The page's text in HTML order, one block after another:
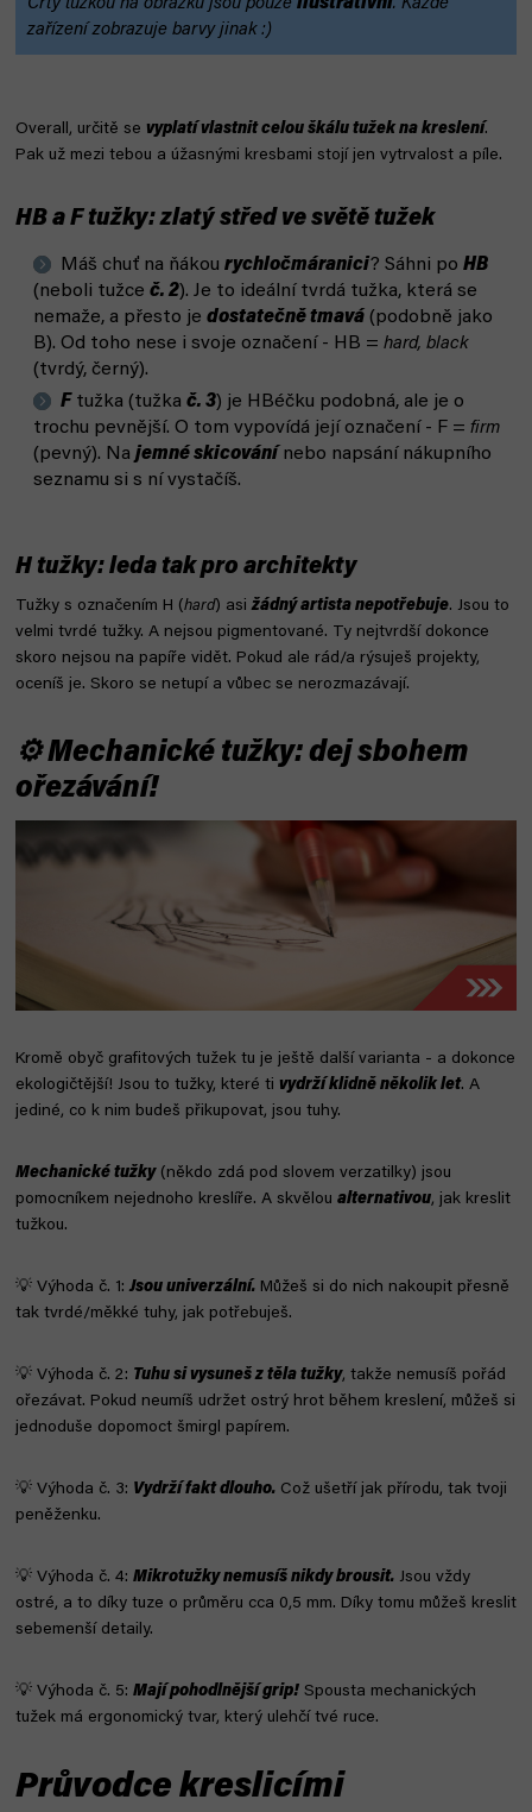
zařízení zobrazuje barvy jinak :)
Overall, určitě se vyplatí vlastnit celou škálu tužek na kreslení.
Pak už mezi tebou a úžasnými kresbami stojí jen vytrvalost a píle.
HB a F tužky: zlatý střed ve světě tužek
Máš chuť na ňákou rychločmáranici? Sáhni po HB
(neboli tužce č. 2). Je to ideální tvrdá tužka, která se
nemaže, a přesto je dostatečně tmavá (podobně jako
B). Od toho nese i svoje označení - HB = hard, black
(tvrdý, černý).
F tužka (tužka č. 3) je HBéčku podobná, ale je o
trochu pevnější. O tom vypovídá její označení - F = firm
(pevný). Na jemné skicování nebo napsání nákupního
seznamu si s ní vystačíš.
H tužky: leda tak pro architekty
Tužky s označením H (hard) asižádný artista nepotřebuje. Jsou to
velmi tvrdé tužky. A nejsou pigmentované. Ty nejtvrdší dokonce
skoro nejsou na papíře vidět. Pokud ale rád/a rýsuješ projekty,
oceníš je. Skoro se netupí a vůbec se nerozmazávají.
⚙ Mechanické tužky: dej sbohem
ořezávání!
Kromě obyč grafitových tužek tu je ještě další varianta - a dokonce
ekologičtější! Jsou to tužky, které ti vydrží klidně několik let. A
jediné, co k nim budeš přikupovat, jsou tuhy.
Mechanické tužky(někdo zdá pod slovem verzatilky) jsou
pomocníkem nejednoho kreslíře. A skvělou alternativou, jak kreslit
tužkou.
💡 Výhoda č. 1: Jsou univerzální. Můžeš si do nich nakoupit přesně
tak tvrdé/měkké tuhy, jak potřebuješ.
💡 Výhoda č. 2: Tuhu si vysuneš z těla tužky, takže nemusíš pořád
ořezávat. Pokud neumíš udržet ostrý hrot během kreslení, můžeš si
jednoduše dopomoct šmirgl papírem.
💡 Výhoda č. 3: Vydrží fakt dlouho. Což ušetří jak přírodu, tak tvoji
peněženku.
💡 Výhoda č. 4: Mikrotužky nemusíš nikdy brousit. Jsou vždy
ostré, a to díky tuze o průměru cca 0,5 mm. Díky tomu můžeš kreslit
sebemenší detaily.
💡 Výhoda č. 5: Mají pohodlnější grip! Spousta mechanických
tužek má ergonomický tvar, který ulehčí tvé ruce.
Průvodce kreslicími